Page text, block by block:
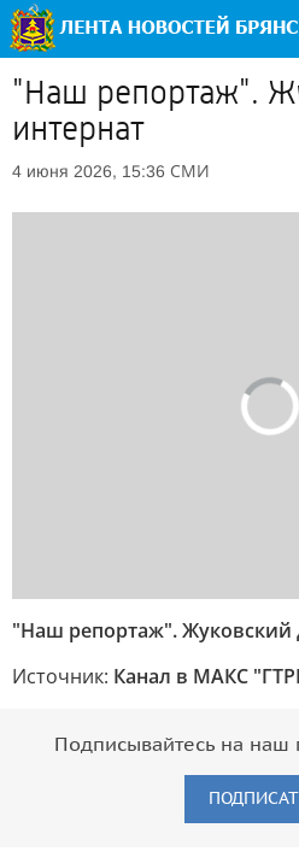
"Наш репортаж".
интернат
4 июня 2026, 15:36 СМИ
"Наш репортаж". Жуковский
Источник: Канал в МАКС
Подписывайтесь на наш